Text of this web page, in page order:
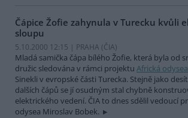
Čápice Žofie zahynula v Turecku kvůli
sloupu
5.10.2000 12:15 | PRAHA (ČIA)
Mladá samička čápa bílého Žofie, která byla od
družic sledována v rámci projektu Africká odysea
Sinekli v evropské části Turecka. Stejně jako
dalších čápů se jí osudným stal chybně
elektrického vedení. ČIA to dnes sdělil vedoucí
odysea Miroslav Bobek.